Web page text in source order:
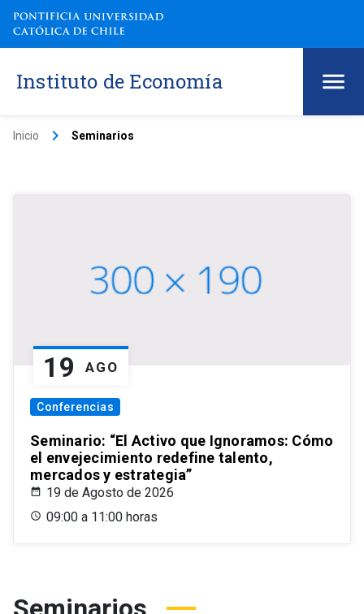
Instituto de Economía
Inicio keyboard_arrow_right Seminarios
19 AGO
Conferencias
Seminario: “El Activo que Ignoramos: Cómo
el envejecimiento redefine talento,
mercados y estrategia”
19 de Agosto de 2026
09:00 a 11:00 horas